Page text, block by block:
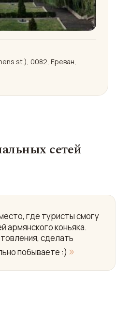
st.), 0082, Ереван,
сетей
где туристы смогу
армянского коньяка.
сделать
побываете :) »